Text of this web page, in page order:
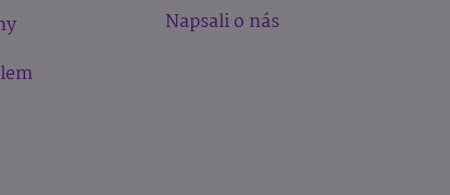
Napsali o nás